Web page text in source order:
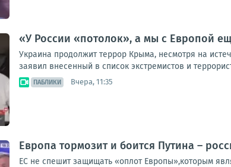
«У России «потолок», а мы с Европой
Украина продолжит террор Крыма, несмотря на
заявил внесенный в список экстремистов и
ПАБЛИКИ Вчера, 11:35
Европа тормозит и боится Путина –
ЕС не спешит защищать «оплот Европы»,которым